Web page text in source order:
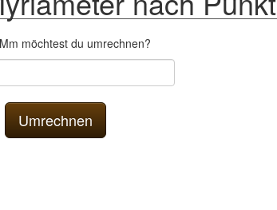
möchtest du umrechnen?